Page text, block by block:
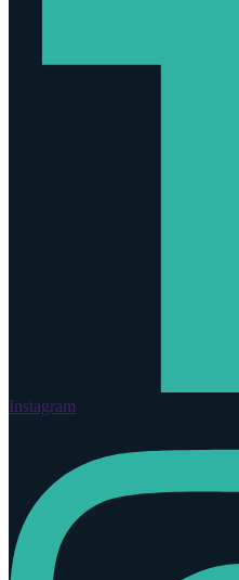
Instagram